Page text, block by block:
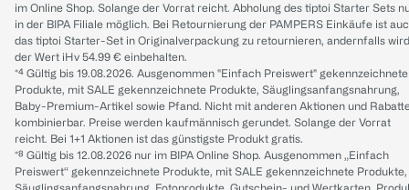
im Online Shop. Solange der Vorrat reicht. Abholung des tiptoi Starter Sets
in der BIPA Filiale möglich. Bei Retournierung der PAMPERS Einkäufe ist
das tiptoi Starter-Set in Originalverpackung zu retournieren, andernfalls wird
der Wert iHv 54.99 € einbehalten.
*⁴ Gültig bis 19.08.2026. Ausgenommen "Einfach Preiswert" gekennzeichnete
Produkte, mit SALE gekennzeichnete Produkte, Säuglingsanfangsnahrung,
Baby-Premium-Artikel sowie Pfand. Nicht mit anderen Aktionen und
kombinierbar. Preise werden kaufmännisch gerundet. Solange der Vorrat
reicht. Bei 1+1 Aktionen ist das günstigste Produkt gratis.
*⁸ Gültig bis 12.08.2026 nur im BIPA Online Shop. Ausgenommen „Einfach
Preiswert“ gekennzeichnete Produkte, mit SALE gekennzeichnete Produkte,
Säuglingsanfangsnahrung, Fotoprodukte, Gutschein- und Wertkarten,